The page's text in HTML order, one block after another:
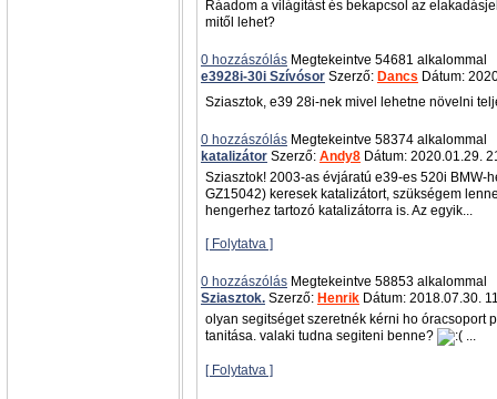
Ráadom a világítást és bekapcsol az
mitől lehet?
0 hozzászólás Megtekeintve 54681 alkalommal
e3928i-30i Szívósor Szerző: Dancs Dátum:
Sziasztok, e39 28i-nek mivel lehetne növelni
0 hozzászólás Megtekeintve 58374 alkalommal
katalizátor Szerző: Andy8 Dátum: 2020.01.29.
Sziasztok! 2003-as évjáratú e39-es 520i BMW-
GZ15042) keresek katalizátort, szükségem
hengerhez tartozó katalizátorra is. Az egyik...
[ Folytatva ]
0 hozzászólás Megtekeintve 58853 alkalommal
Sziasztok. Szerző: Henrik Dátum: 2018.07.30.
olyan segitséget szeretnék kérni ho óracsoport
tanitása. valaki tudna segiteni benne?
...
[ Folytatva ]